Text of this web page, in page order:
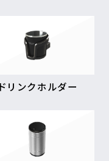
ドリンクホルダー